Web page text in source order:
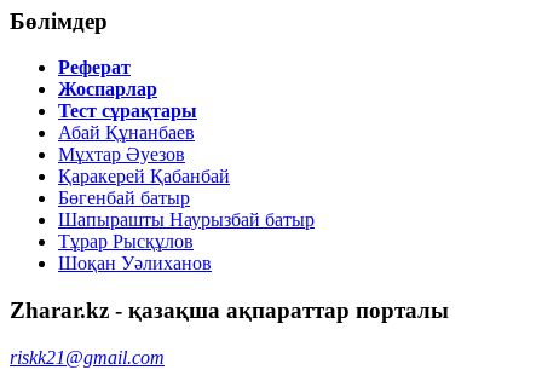
Бөлімдер
Реферат
Жоспарлар
Тест сұрақтары
Абай Құнанбаев
Мұхтар Әуезов
Қаракерей Қабанбай
Бөгенбай батыр
Шапырашты Наурызбай батыр
Тұрар Рысқұлов
Шоқан Уәлиханов
Zharar.kz - қазақша ақпараттар порталы
riskk21@gmail.com